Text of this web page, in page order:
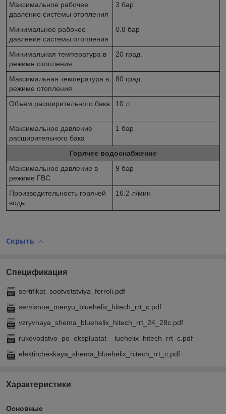
Максимальное рабочее
давление системы отопления
3 бар
Минимальное рабочее
давление системы отопления
0.8 бар
Минимальная температура в
режиме отопления
20 град.
Максимальная температура в
режиме отопления
80 град.
Объем расширительного бака 10 л
Максимальное давление
расширительного бака
1 бар
Горячее водоснабжение
Максимальное давление в
режиме ГВС
9 бар
Производительность горячей
воды
16.2 л/мин
Скрыть
Спецификация
sertifikat_sootvetstviya_ferroli.pdf
servisnoe_menyu_bluehelix_hitech_rrt_c.pdf
vzryvnaya_shema_bluehelix_hitech_rrt_24_28c.pdf
rukovodstvo_po_ekspluatat__luehelix_hitech_rrt_c.pdf
elektircheskaya_shema_bluehelix_hitech_rrt_c.pdf
Характеристики
Основные